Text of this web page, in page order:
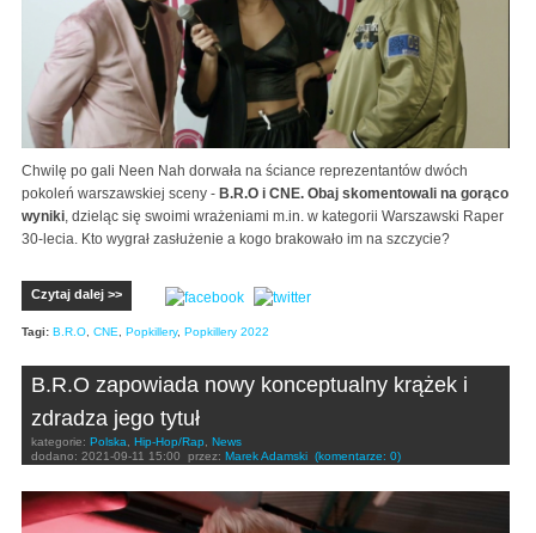
Chwilę po gali Neen Nah dorwała na ściance reprezentantów dwóch
pokoleń warszawskiej sceny - B.R.O i CNE. Obaj skomentowali na gorąco
wyniki, dzieląc się swoimi wrażeniami m.in. w kategorii Warszawski Raper
30-lecia. Kto wygrał zasłużenie a kogo brakowało im na szczycie?
Czytaj dalej >>
Tagi: B.R.O, CNE, Popkillery, Popkillery 2022
B.R.O zapowiada nowy konceptualny krążek i
zdradza jego tytuł
kategorie: Polska, Hip-Hop/Rap, News
dodano: 2021-09-11 15:00 przez: Marek Adamski (komentarze: 0)